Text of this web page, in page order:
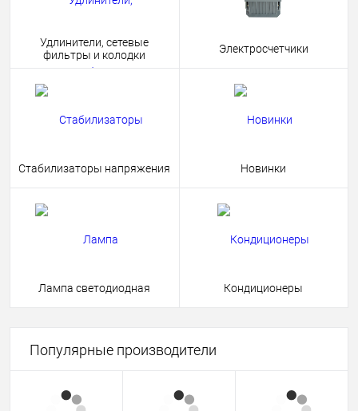
Удлинители, сетевые
фильтры и колодки
Электросчетчики
Стабилизаторы напряжения Новинки
Лампа светодиодная Кондиционеры
Популярные производители